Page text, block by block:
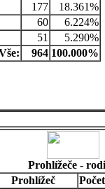
177
18.361%
60
6.224%
51
5.290%
964 100.000%
Prohlížeče -
Prohlížeč
Počet